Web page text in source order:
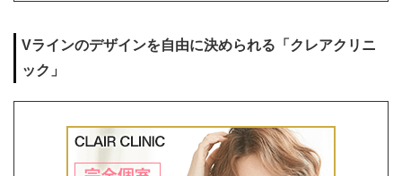
キャンセル料 前日まで無料
Vラインのデザインを自由に決められる「クレアクリニ
ック」